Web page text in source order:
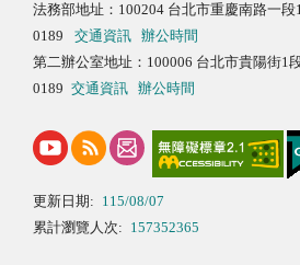
法務部地址：100204 台北市重慶南路一
0189
交通資訊
辦公時間
第二辦公室地址：100006 台北市貴陽街
0189 交通資訊 辦公時間
更新日期: 115/08/07
累計瀏覽人次: 157352365